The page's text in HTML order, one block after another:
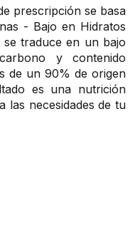
prescripción se basa
- Bajo en Hidratos
traduce en un bajo
y contenido
de un 90% de origen
es una nutrición
las necesidades de tu